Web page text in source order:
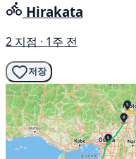
Hirakata
2 지점 · 1주 전
저장